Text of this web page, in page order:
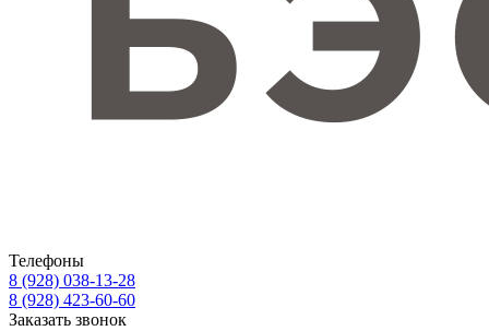
Телефоны
8 (928) 038-13-28
8 (928) 423-60-60
Заказать звонок